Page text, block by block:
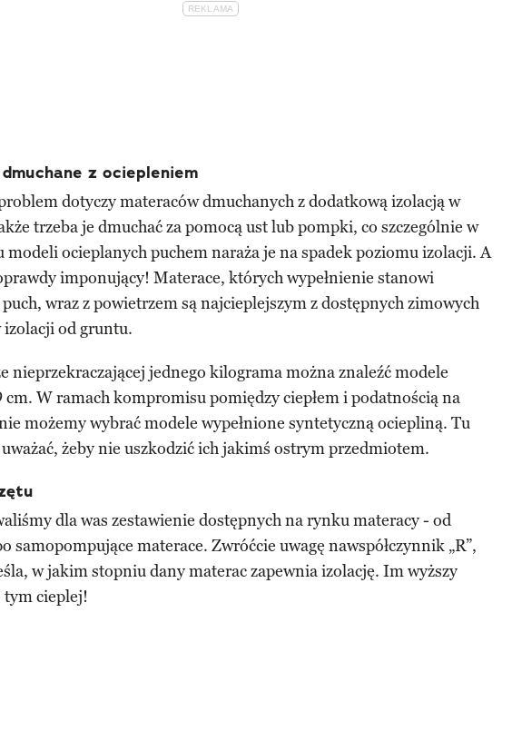
z ociepleniem
dotyczy materaców dmuchanych z dodatkową izolacją w
trzeba je dmuchać za pomocą ust lub pompki, co szczególnie w
modeli ocieplanych puchem naraża je na spadek poziomu izolacji. A
imponujący! Materace, których wypełnienie stanowi
wraz z powietrzem są najcieplejszym z dostępnych zimowych
izolacji od gruntu.
nieprzekraczającej jednego kilograma można znaleźć modele
cm. W ramach kompromisu pomiędzy ciepłem i podatnością na
możemy wybrać modele wypełnione syntetyczną ociepliną. Tu
żeby nie uszkodzić ich jakimś ostrym przedmiotem.
dla was zestawienie dostępnych na rynku materacy - od
samopompujące materace. Zwróćcie uwagę nawspółczynnik „R”,
w jakim stopniu dany materac zapewnia izolację. Im wyższy
cieplej!